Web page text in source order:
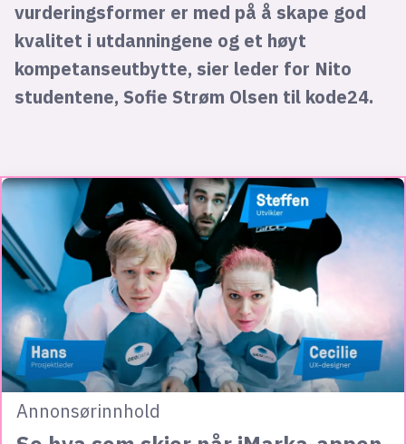
vurderingsformer er med på å skape god
kvalitet i utdanningene og et høyt
kompetanseutbytte, sier leder for Nito
studentene, Sofie Strøm Olsen til kode24.
Annonsørinnhold